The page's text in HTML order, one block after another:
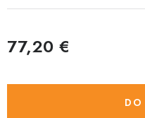
Kontakty Predajňa Útulky
77,20 €